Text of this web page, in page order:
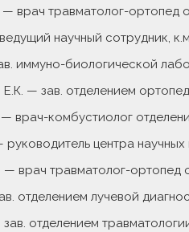
врач травматолог-ортопед
научный сотрудник,
иммуно-биологической
— зав. отделением
врач-комбустиолог
центра
врач травматолог-ортопед
отделением лучевой
отделением